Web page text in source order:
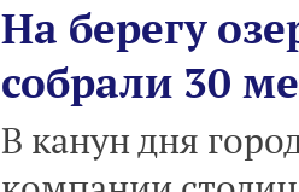
На берегу
собрали 30
В канун дня